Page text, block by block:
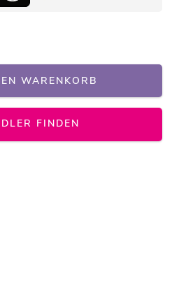
WARENKORB
FINDEN